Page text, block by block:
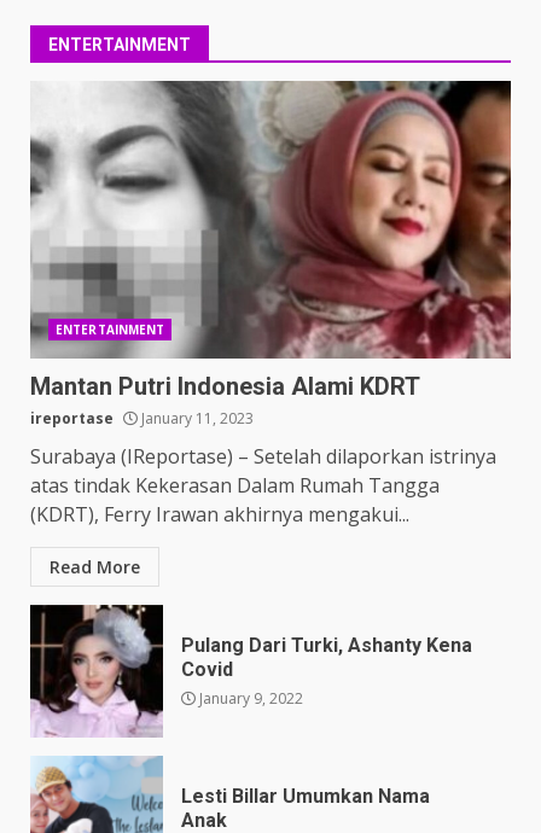
ENTERTAINMENT
ENTERTAINMENT
Mantan Putri Indonesia Alami KDRT
ireportase January 11, 2023
Surabaya (IReportase) – Setelah dilaporkan istrinya
atas tindak Kekerasan Dalam Rumah Tangga
(KDRT), Ferry Irawan akhirnya mengakui...
Read More
Pulang Dari Turki, Ashanty Kena
Covid
January 9, 2022
Lesti Billar Umumkan Nama
Anak